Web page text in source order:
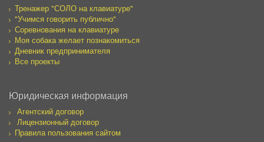
Тренажер "СОЛО на клавиатуре"
"Учимся говорить публично"
Соревнования на клавиатуре
Моя собака желает познакомиться
Дневник предпринимателя
Все проекты
Юридическая информация
Агентский договор
Лицензионный договор
Правила пользования сайтом